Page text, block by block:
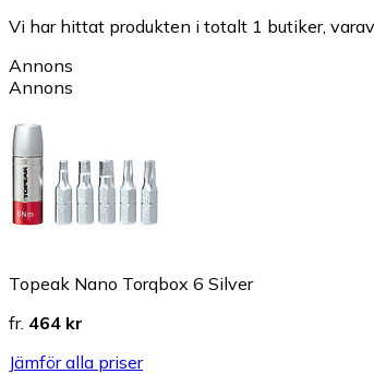
Vi har hittat produkten i totalt 1 butiker,
Annons
Annons
Topeak Nano Torqbox 6 Silver
fr. 464 kr
Jämför alla priser